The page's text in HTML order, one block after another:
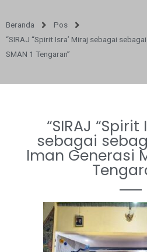
Beranda
Pos
“SIRAJ “Spirit Isra’ Miraj sebagai
SMAN 1 Tengaran”
“SIRAJ
sebagai
Iman Generasi